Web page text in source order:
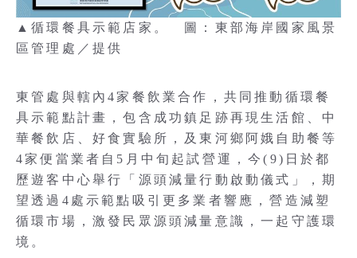
▲循環餐具示範店家。 圖：東部海岸國家風景
區管理處／提供
東管處與轄內4家餐飲業合作，共同推動循環餐
具示範點計畫，包含成功鎮足跡再現生活館、中
華餐飲店、好食實驗所，及東河鄉阿娥自助餐等
4家便當業者自5月中旬起試營運，今(9)日於都
歷遊客中心舉行「源頭減量行動啟動儀式」，期
望透過4處示範點吸引更多業者響應，營造減塑
循環市場，激發民眾源頭減量意識，一起守護環
境。